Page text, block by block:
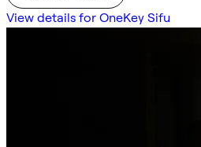
View details for OneKey Sifu